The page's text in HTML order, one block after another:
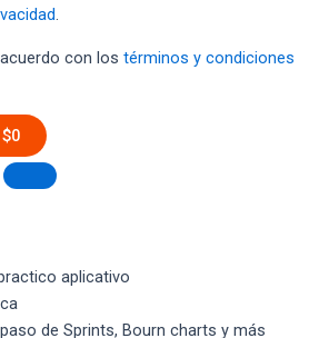
.
con los términos y condiciones
aplicativo
de Sprints, Bourn charts y más